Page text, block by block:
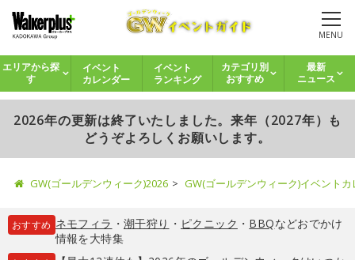
MENU
エリアから探
す
イベント
カレンダー
イベント
ランキング
カテゴリ別
おすすめ
最新
ニュース
2026年の更新は終了いたしました。来年（2027年）も
どうぞよろしくお願いします。
GW(ゴールデンウィーク)2026 GW(ゴールデンウィーク)イベント
おすすめ ネモフィラ ・ 潮干狩り ・ ピクニック ・ BBQなどおでかけ
情報を大特集